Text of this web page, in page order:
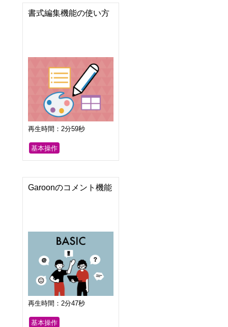
書式編集機能の使い方
再生時間：2分59秒
基本操作
Garoonのコメント機能
再生時間：2分47秒
基本操作